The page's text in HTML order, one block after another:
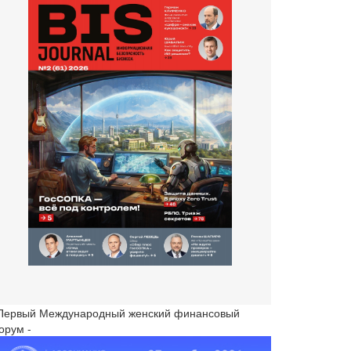
Международный женский финансовый
-